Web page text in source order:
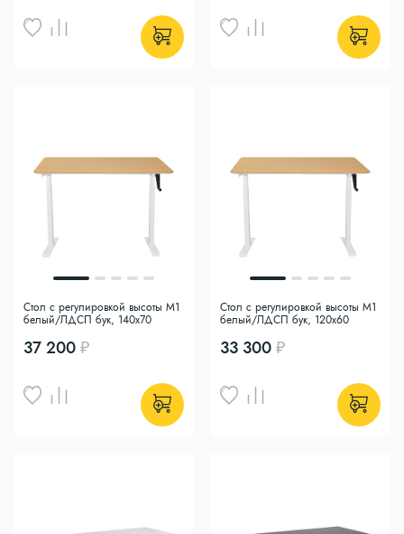
37 200
Стол с регулировкой высоты M1
белый/ЛДСП бук, 140x70
33 300
Стол с регулировкой высоты M1
белый/ЛДСП бук, 120x60